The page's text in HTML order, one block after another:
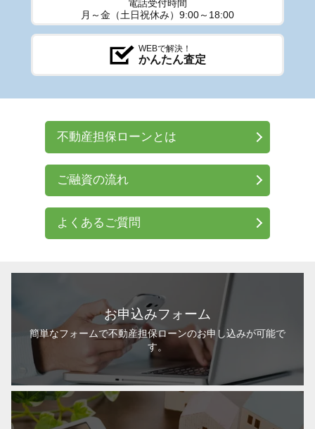
電話受付時間
月～金（土日祝休み）9:00～18:00
WEBで解決！
かんたん査定
不動産担保ローンとは
ご融資の流れ
よくあるご質問
お申込みフォーム
簡単なフォームで不動産担保ローンのお申し込みが可能で
す。